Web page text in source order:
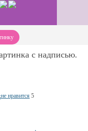
с надписью.
не нравится 5